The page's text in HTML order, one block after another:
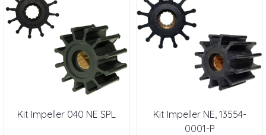
Kit Impeller 040 NE SPL
Kit Impeller NE, 13554-
0001-P